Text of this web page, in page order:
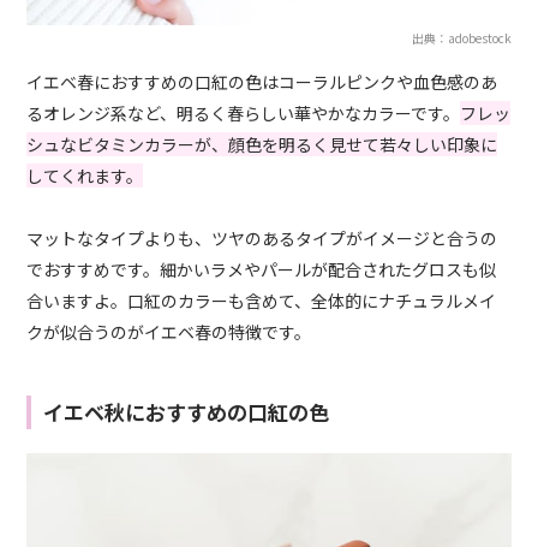
出典：adobestock
イエベ春におすすめの口紅の色はコーラルピンクや血色感のあ
るオレンジ系など、明るく春らしい華やかなカラーです。 フレッ
シュなビタミンカラーが、顔色を明るく見せて若々しい印象に
してくれます。
マットなタイプよりも、ツヤのあるタイプがイメージと合うの
でおすすめです。細かいラメやパールが配合されたグロスも似
合いますよ。口紅のカラーも含めて、全体的にナチュラルメイ
クが似合うのがイエベ春の特徴です。
イエベ秋におすすめの口紅の色